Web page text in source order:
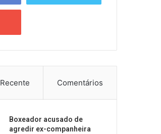
Recente Comentários
Boxeador acusado de
agredir ex-companheira